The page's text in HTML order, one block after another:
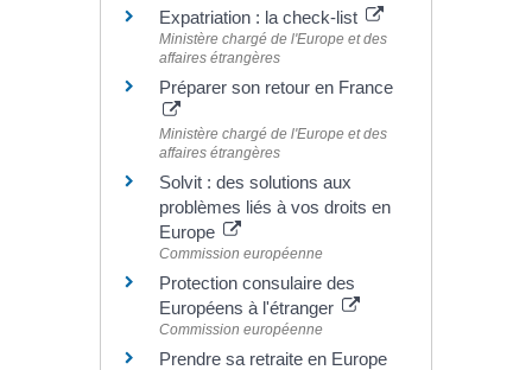
Expatriation : la check-list
Ministère chargé de l'Europe et des
affaires étrangères
Préparer son retour en France
Ministère chargé de l'Europe et des
affaires étrangères
Solvit : des solutions aux
problèmes liés à vos droits en
Europe
Commission européenne
Protection consulaire des
Européens à l'étranger
Commission européenne
Prendre sa retraite en Europe